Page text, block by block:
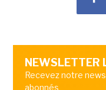
NEWSLETTER
Recevez notre
abonnés